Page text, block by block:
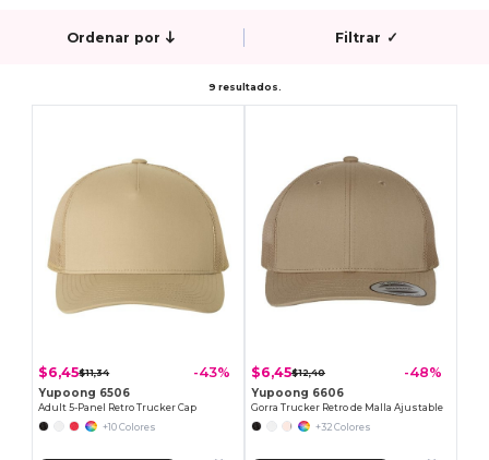
Ordenar por Filtrar ✓
9 resultados.
$6,45$11,34 -43%
Yupoong 6506
Adult 5-Panel Retro Trucker Cap
+10 Colores
$6,45$12,40 -48%
Yupoong 6606
Gorra Trucker Retro de Malla Ajustable
+32 Colores